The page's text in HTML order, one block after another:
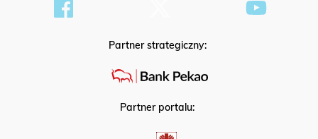
Partner strategiczny:
Partner portalu: